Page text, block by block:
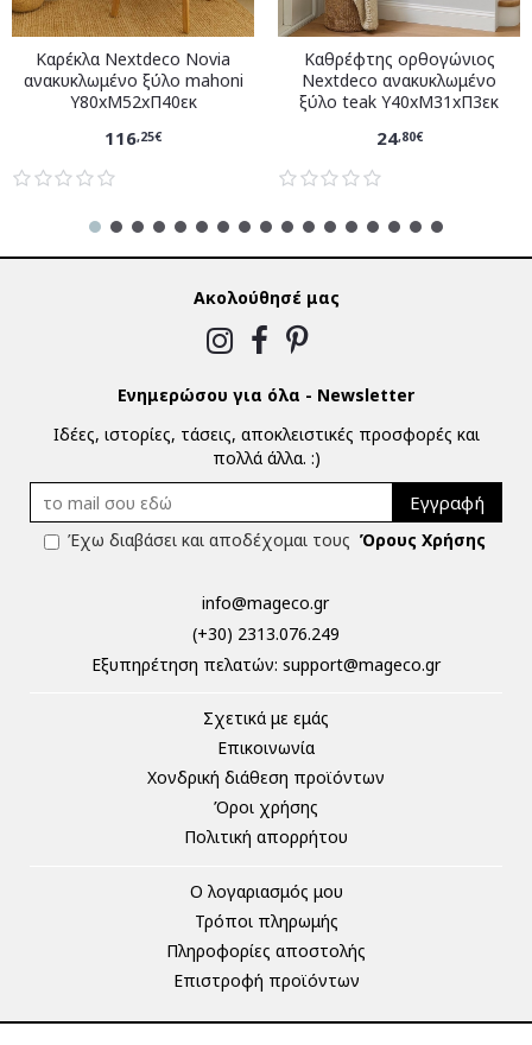
Καρέκλα Nextdeco Novia
ανακυκλωμένο ξύλο mahoni
Υ80xM52xΠ40εκ
116,25€
Καθρέφτης ορθογώνιος
Nextdeco ανακυκλωμένο
ξύλο teak Υ40xM31xΠ3εκ
24,80€
Ακολούθησέ μας
Ενημερώσου για όλα - Newsletter
Ιδέες, ιστορίες, τάσεις, αποκλειστικές προσφορές και
πολλά άλλα. :)
Εγγραφή
Έχω διαβάσει και αποδέχομαι τους Όρους Χρήσης
info@mageco.gr
(+30) 2313.076.249
Eξυπηρέτηση πελατών: support@mageco.gr
Σχετικά με εμάς
Επικοινωνία
Χονδρική διάθεση προϊόντων
Όροι χρήσης
Πολιτική απορρήτου
Ο λογαριασμός μου
Τρόποι πληρωμής
Πληροφορίες αποστολής
Επιστροφή προϊόντων